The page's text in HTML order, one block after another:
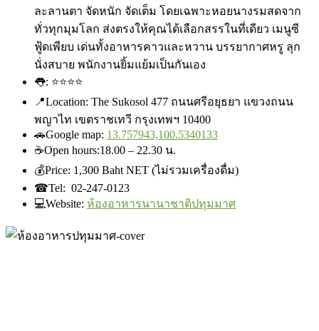
ละลานตา จัดหนัก จัดเต็ม โดยเฉพาะหอยนางรมสดจาก
ทั่วทุกมุมโลก ส่งตรงให้คุณได้เลือกสรรในที่เดียว เมนูซี
ฟู้ดเพียบ เด่นทั้งอาหารคาวและหวาน บรรยากาศหรู ลุก
นั่งสบาย พนักงานยิ้มแย้มเป็นกันเอง
👅: ⭐⭐⭐⭐
📍Location: The Sukosol 477 ถนนศรีอยุธยา แขวงถนน
พญาไท เขตราชเทวี กรุงเทพฯ 10400
🚗Google map: 13.757943,100.5340133
☕Open hours:18.00 – 22.30 น.
💰Price: ‎1,300 Baht NET (ไม่รวมเครื่องดื่ม)
☎Tel: 02-247-0123
💻Website: ห้องอาหารนานาชาติปทุมมาศ